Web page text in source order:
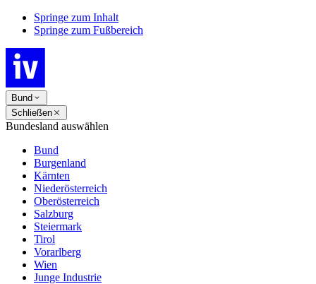
Springe zum Inhalt
Springe zum Fußbereich
Bund
Schließen
Bundesland auswählen
Bund
Burgenland
Kärnten
Niederösterreich
Oberösterreich
Salzburg
Steiermark
Tirol
Vorarlberg
Wien
Junge Industrie